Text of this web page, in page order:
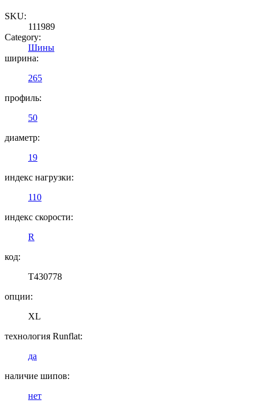
SKU:
111989
Category:
Шины
ширина:
265
профиль:
50
диаметр:
19
индекс нагрузки:
110
индекс скорости:
R
код:
T430778
опции:
XL
технология Runflat:
да
наличие шипов:
нет